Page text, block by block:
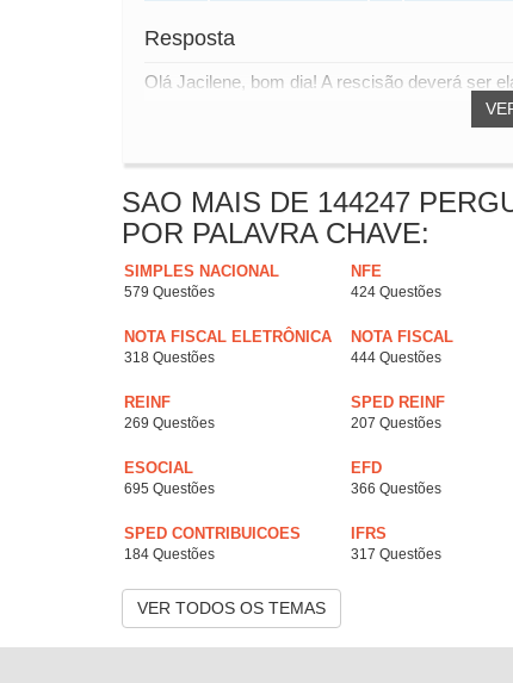
Resposta
Olá Jacilene, bom dia! A rescisão deverá ser
SAO MAIS DE 144247
POR PALAVRA CHAVE:
SIMPLES NACIONAL
579 Questões
NFE
424 Questões
NOTA FISCAL ELETRÔNICA
318 Questões
NOTA FISCAL
444 Questões
REINF
269 Questões
SPED REINF
207 Questões
ESOCIAL
695 Questões
EFD
366 Questões
SPED CONTRIBUICOES
184 Questões
IFRS
317 Questões
VER TODOS OS TEMAS